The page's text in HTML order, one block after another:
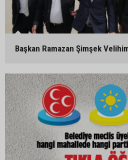
Başkan Ramazan Şimşek